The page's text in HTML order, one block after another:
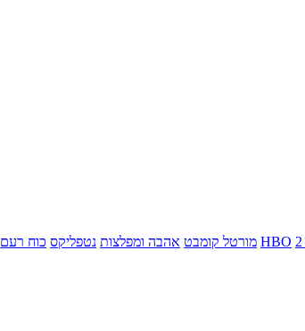
HBO מורטל קומבט אהבה ומפלצות נטפליקס כוח רעם